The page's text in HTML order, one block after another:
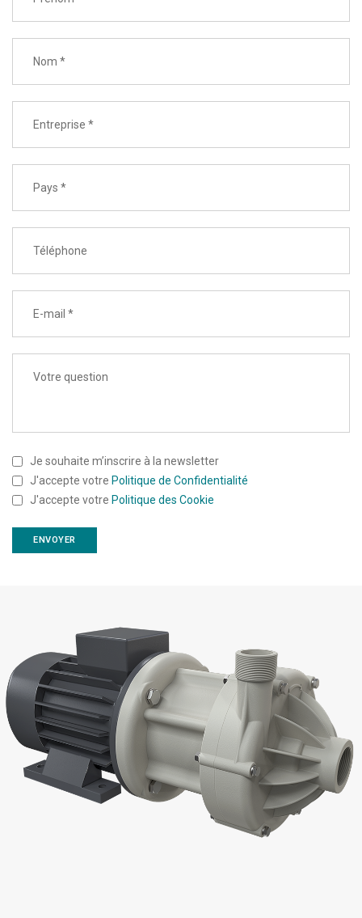
Je souhaite m’inscrire à la newsletter
J'accepte votre Politique de Confidentialité
J'accepte votre Politique des Cookie